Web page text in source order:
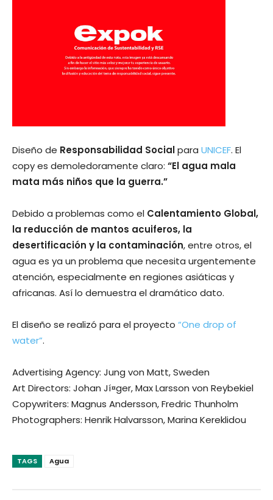
Diseño de Responsabilidad Socialpara UNICEF. El
copy es demoledoramente claro: “El agua mala
mata más niños que la guerra.”
Debido a problemas como el Calentamiento Global,
la reducción de mantos acuiferos, la
desertificación y la contaminación, entre otros, el
agua es ya un problema que necesita urgentemente
atención, especialmente en regiones asiáticas y
africanas. Así­ lo demuestra el dramático dato.
El diseño se realizó para el proyecto “One drop of
water”.
Advertising Agency: Jung von Matt, Sweden
Art Directors: Johan Jí¤ger, Max Larsson von Reybekiel
Copywriters: Magnus Andersson, Fredric Thunholm
Photographers: Henrik Halvarsson, Marina Kereklidou
TAGS Agua